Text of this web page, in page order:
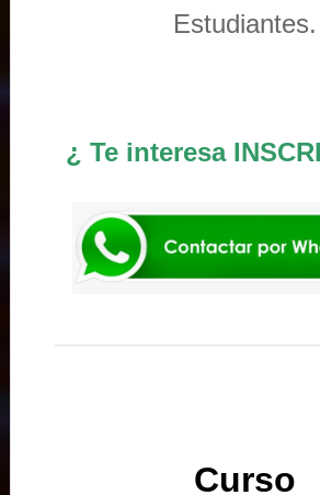
Estudiantes.
¿ Te interesa
Curso